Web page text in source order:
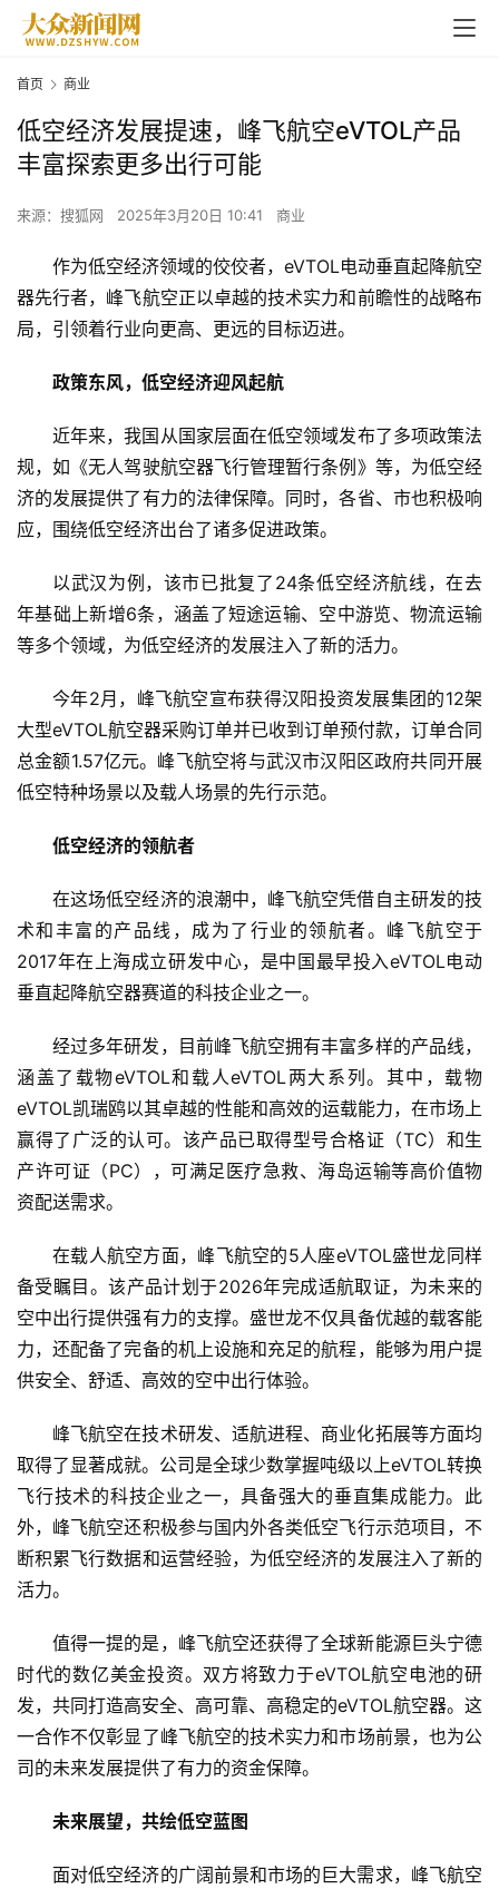
首
页
资
讯
业
消
费
首页 商业
低空经济发展提速，峰飞航空eVTOL产品
丰富探索更多出行可能
来源：搜狐网 2025年3月20日 10:41 商业
作为低空经济领域的佼佼者，eVTOL电动垂直起降航空
器先行者，峰飞航空正以卓越的技术实力和前瞻性的战略布
局，引领着行业向更高、更远的目标迈进。
政策东风，低空经济迎风起航
近年来，我国从国家层面在低空领域发布了多项政策法
规，如《无人驾驶航空器飞行管理暂行条例》等，为低空经
济的发展提供了有力的法律保障。同时，各省、市也积极响
应，围绕低空经济出台了诸多促进政策。
以武汉为例，该市已批复了24条低空经济航线，在去
年基础上新增6条，涵盖了短途运输、空中游览、物流运输
等多个领域，为低空经济的发展注入了新的活力。
今年2月，峰飞航空宣布获得汉阳投资发展集团的12架
大型eVTOL航空器采购订单并已收到订单预付款，订单合同
总金额1.57亿元。峰飞航空将与武汉市汉阳区政府共同开展
低空特种场景以及载人场景的先行示范。
低空经济的领航者
在这场低空经济的浪潮中，峰飞航空凭借自主研发的技
术和丰富的产品线，成为了行业的领航者。峰飞航空于
2017年在上海成立研发中心，是中国最早投入eVTOL电动
垂直起降航空器赛道的科技企业之一。
经过多年研发，目前峰飞航空拥有丰富多样的产品线，
涵盖了载物eVTOL和载人eVTOL两大系列。其中，载物
eVTOL凯瑞鸥以其卓越的性能和高效的运载能力，在市场上
赢得了广泛的认可。该产品已取得型号合格证（TC）和生
产许可证（PC），可满足医疗急救、海岛运输等高价值物
资配送需求。
在载人航空方面，峰飞航空的5人座eVTOL盛世龙同样
备受瞩目。该产品计划于2026年完成适航取证，为未来的
空中出行提供强有力的支撑。盛世龙不仅具备优越的载客能
力，还配备了完备的机上设施和充足的航程，能够为用户提
供安全、舒适、高效的空中出行体验。
峰飞航空在技术研发、适航进程、商业化拓展等方面均
取得了显著成就。公司是全球少数掌握吨级以上eVTOL转换
飞行技术的科技企业之一，具备强大的垂直集成能力。此
外，峰飞航空还积极参与国内外各类低空飞行示范项目，不
断积累飞行数据和运营经验，为低空经济的发展注入了新的
活力。
值得一提的是，峰飞航空还获得了全球新能源巨头宁德
时代的数亿美金投资。双方将致力于eVTOL航空电池的研
发，共同打造高安全、高可靠、高稳定的eVTOL航空器。这
一合作不仅彰显了峰飞航空的技术实力和市场前景，也为公
司的未来发展提供了有力的资金保障。
未来展望，共绘低空蓝图
面对低空经济的广阔前景和市场的巨大需求，峰飞航空